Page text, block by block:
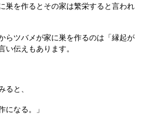
巣を作るとその家は繁栄すると言われ
らツバメが家に巣を作るのは「縁起が
い伝えもあります。
ると、
になる。」